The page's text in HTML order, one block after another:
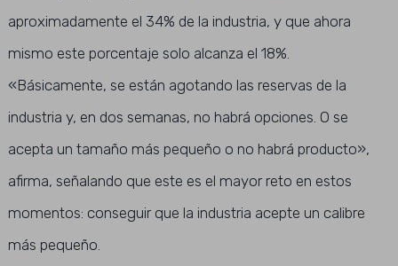
aproximadamente el 34% de la industria, y que ahora
mismo este porcentaje solo alcanza el 18%.
«Básicamente, se están agotando las reservas de la
industria y, en dos semanas, no habrá opciones. O se
acepta un tamaño más pequeño o no habrá producto»,
afirma, señalando que este es el mayor reto en estos
momentos: conseguir que la industria acepte un calibre
más pequeño.